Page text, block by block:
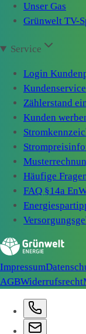
Unser Gas
Grünwelt TV-
Service
Login
Kundenservice
Zählerstand
Kunden
Häufige
FAQ §14a
Impressum
AGBWiderrufsrecht